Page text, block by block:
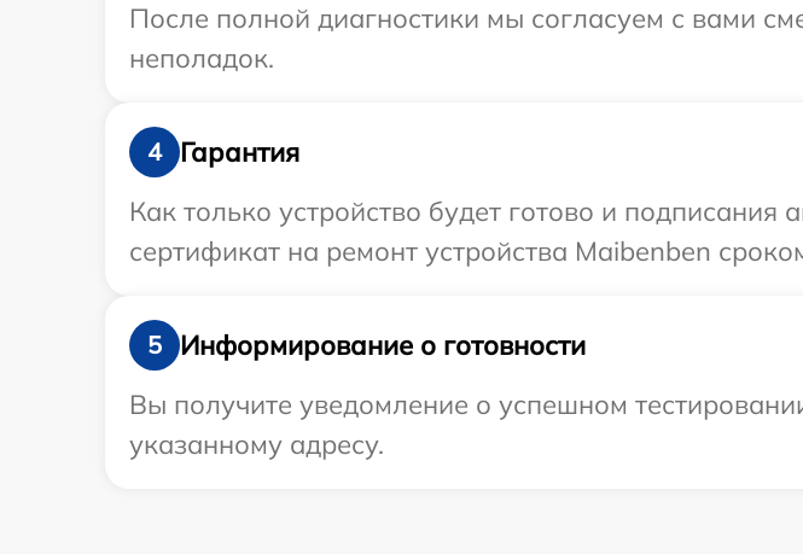
После полной диагностики мы согласуем с вами
неполадок.
4
Гарантия
Как только устройство будет готово и
сертификат на ремонт устройства Maibenben
5
Информирование о готовности
Вы получите уведомление о успешном
указанному адресу.